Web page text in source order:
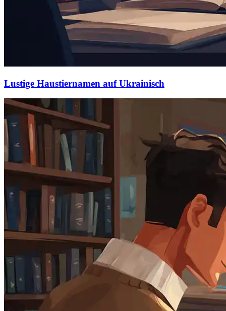
Lustige Haustiernamen auf Ukrainisch